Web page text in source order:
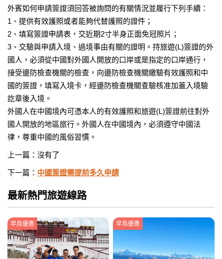
外賓如何申請簽證須回答被詢問的有關情況並履行下列手續：
1、提供有效護照或者能夠代替護照的證件；
2、填寫簽證申請表，交近期2寸半身正面免冠照片；
3、交驗與申請入境、過境事由有關的證明。持旅遊(L)簽證的外
國人，必須從中國對外國人開放的口岸或是指定的口岸通行，
接受邊防檢查機關的檢查，向邊防檢查機關繳驗有效護照和中
國的簽證，填寫入境卡，經邊防檢查機關查驗核准加蓋入境驗
訖章後入境。
外國人在中國境內可憑本人的有效護照和旅遊(L)簽證前往對外
國人開放的地區旅行。外國人在中國境內，必須遵守中國法
律，尊重中國的風俗習慣。
上一篇：沒有了
下一篇： 中國簽證需提前多久申請
最新熱門旅遊線路
早鳥優惠 早鳥優惠